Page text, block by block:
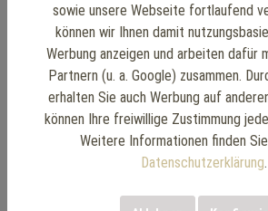
sowie unsere Webseite fortlaufend
können wir Ihnen damit
Werbung anzeigen und arbeiten dafür
Partnern (u. a. Google) zusammen.
erhalten Sie auch Werbung auf
können Ihre freiwillige Zustimmung
Weitere Informationen finden
Datenschutzerklärung.